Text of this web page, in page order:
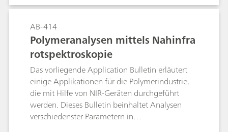
zu Machbarkeitsstudien.
AB-414
Polymeranalysen mittels Nahinfra
rotspektroskopie
Das vorliegende Application Bulletin erläutert
einige Applikationen für die Polymerindustrie,
die mit Hilfe von NIR-Geräten durchgeführt
werden. Dieses Bulletin beinhaltet Analysen
verschiedenster Parametern in